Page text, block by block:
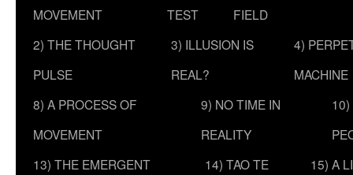
MOVEMENT
TEST
FIELD
2) THE THOUGHT
PULSE
3) ILLUSION IS
REAL?
4)
MACHINE
8) A PROCESS OF
MOVEMENT
9) NO TIME IN
REALITY
13) THE EMERGENT
14) TAO TE
15) A